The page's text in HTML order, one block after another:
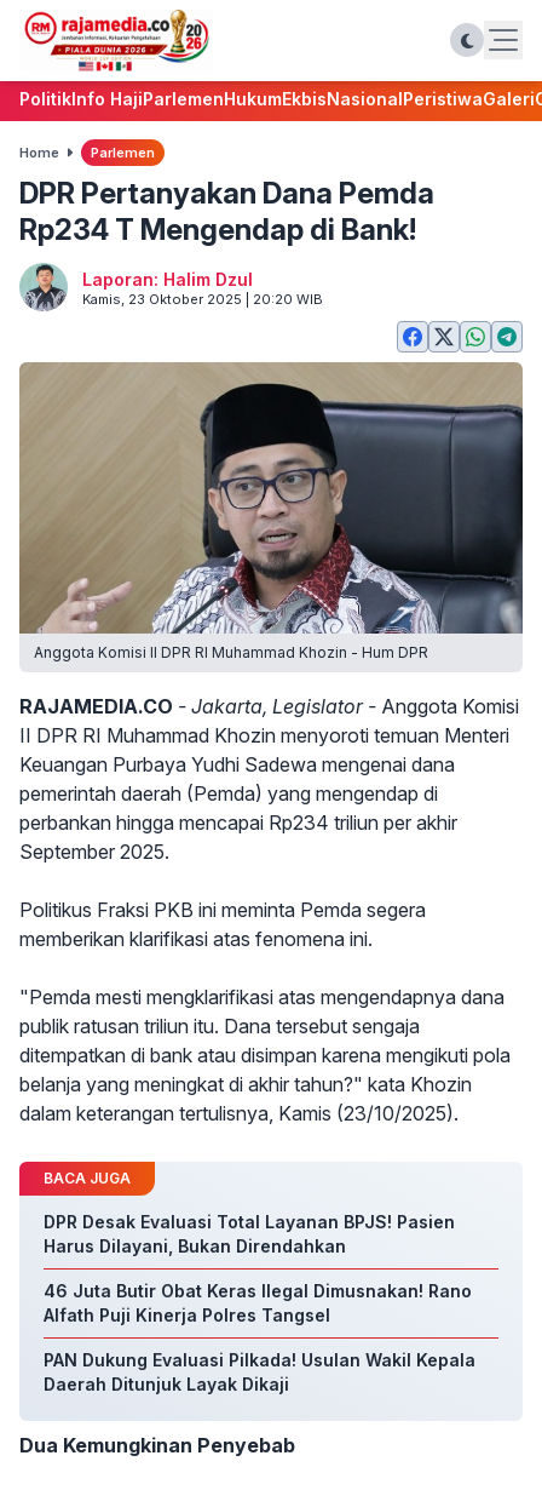
PolitikInfo HajiParlemenHukumEkbisNasionalPeristiwaGaleri
Home Parlemen
DPR Pertanyakan Dana Pemda
Rp234 T Mengendap di Bank!
Laporan: Halim Dzul
Kamis, 23 Oktober 2025 | 20:20 WIB
Anggota Komisi II DPR RI Muhammad Khozin - Hum DPR
RAJAMEDIA.CO - Jakarta, Legislator - Anggota Komisi
II DPR RI Muhammad Khozin menyoroti temuan Menteri
Keuangan Purbaya Yudhi Sadewa mengenai dana
pemerintah daerah (Pemda) yang mengendap di
perbankan hingga mencapai Rp234 triliun per akhir
September 2025.
Politikus Fraksi PKB ini meminta Pemda segera
memberikan klarifikasi atas fenomena ini.
"Pemda mesti mengklarifikasi atas mengendapnya dana
publik ratusan triliun itu. Dana tersebut sengaja
ditempatkan di bank atau disimpan karena mengikuti pola
belanja yang meningkat di akhir tahun?" kata Khozin
dalam keterangan tertulisnya, Kamis (23/10/2025).
BACA JUGA
DPR Desak Evaluasi Total Layanan BPJS! Pasien
Harus Dilayani, Bukan Direndahkan
46 Juta Butir Obat Keras Ilegal Dimusnakan! Rano
Alfath Puji Kinerja Polres Tangsel
PAN Dukung Evaluasi Pilkada! Usulan Wakil Kepala
Daerah Ditunjuk Layak Dikaji
Dua Kemungkinan Penyebab